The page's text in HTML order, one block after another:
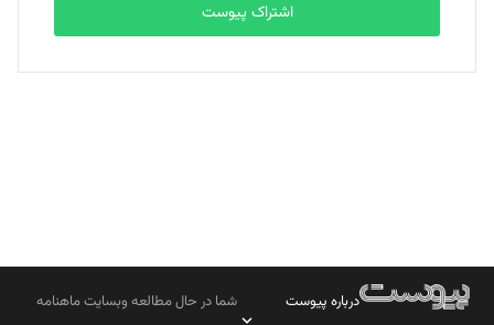
بابک نقاش
تحریریه
اشتراک پیوست
درباره پیوست
شما در حال مطالعه وبسایت ماهنامه